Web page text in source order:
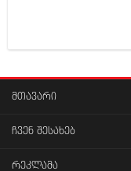
მთავარი
ჩვენ შესახებ
რეკლამა